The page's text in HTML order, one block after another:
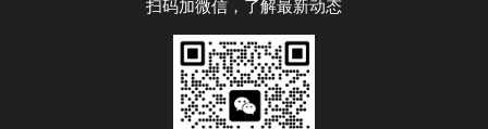
扫码加微信，了解最新动态